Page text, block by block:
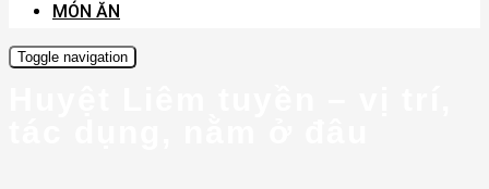
MÓN ĂN
Toggle navigation